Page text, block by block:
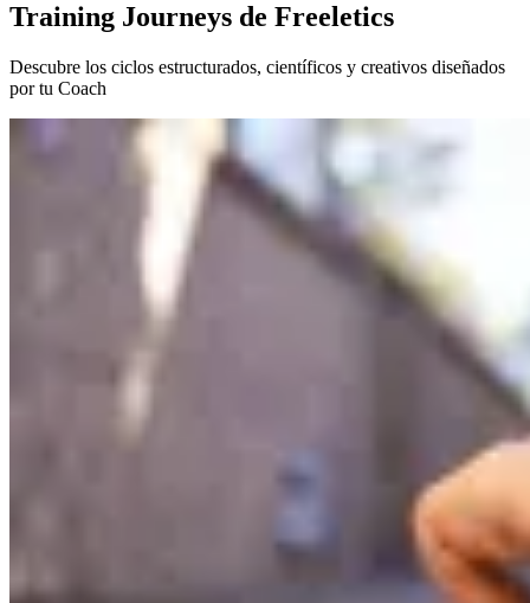
Training Journeys de Freeletics
Descubre los ciclos estructurados, científicos y creativos diseñados
por tu Coach